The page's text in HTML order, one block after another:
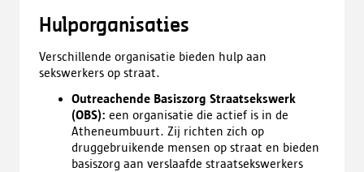
Hulporganisaties
Verschillende organisatie bieden hulp aan
sekswerkers op straat.
Outreachende Basiszorg Straatsekswerk
(OBS): een organisatie die actief is in de
Atheneumbuurt. Zij richten zich op
druggebruikende mensen op straat en bieden
basiszorg aan verslaafde straatsekswerkers